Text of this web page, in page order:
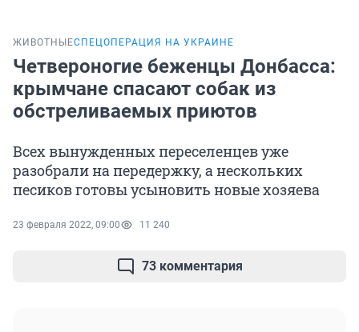
ЖИВОТНЫЕСПЕЦОПЕРАЦИЯ НА УКРАИНЕ
Четвероногие беженцы Донбасса:
крымчане спасают собак из
обстреливаемых приютов
Всех вынужденных переселенцев уже
разобрали на передержку, а нескольких
песиков готовы усыновить новые хозяева
23 февраля 2022, 09:00 11 240
73 комментария